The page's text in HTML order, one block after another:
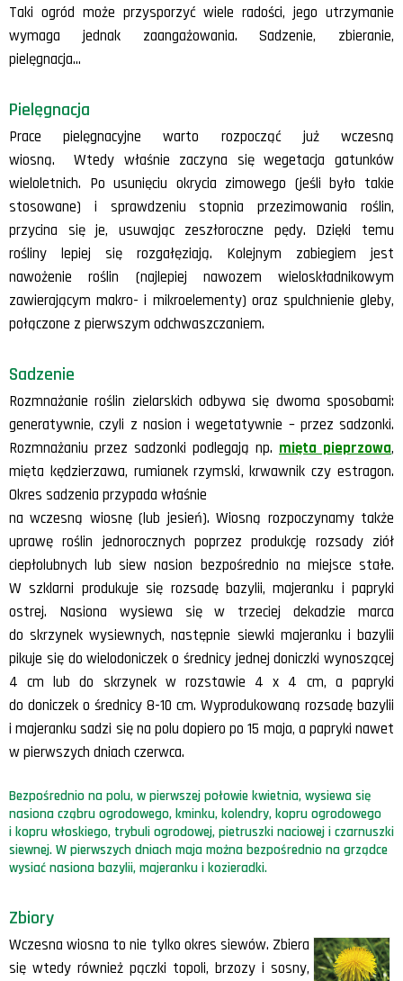
Taki ogród może przysporzyć wiele radości, jego utrzymanie
wymaga jednak zaangażowania. Sadzenie, zbieranie,
pielęgnacja…
Pielęgnacja
Prace pielęgnacyjne warto rozpocząć już wczesną
wiosną. Wtedy właśnie zaczyna się wegetacja gatunków
wieloletnich. Po usunięciu okrycia zimowego (jeśli było takie
stosowane) i sprawdzeniu stopnia przezimowania roślin,
przycina się je, usuwając zeszłoroczne pędy. Dzięki temu
rośliny lepiej się rozgałęziają. Kolejnym zabiegiem jest
nawożenie roślin (najlepiej nawozem wieloskładnikowym
zawierającym makro- i mikroelementy) oraz spulchnienie gleby,
połączone z pierwszym odchwaszczaniem.
Sadzenie
Rozmnażanie roślin zielarskich odbywa się dwoma sposobami:
generatywnie, czyli z nasion i wegetatywnie – przez sadzonki.
Rozmnażaniu przez sadzonki podlegają np. mięta pieprzowa,
mięta kędzierzawa, rumianek rzymski, krwawnik czy estragon.
Okres sadzenia przypada właśnie
na wczesną wiosnę (lub jesień). Wiosną rozpoczynamy także
uprawę roślin jednorocznych poprzez produkcję rozsady ziół
ciepłolubnych lub siew nasion bezpośrednio na miejsce stałe.
W szklarni produkuje się rozsadę bazylii, majeranku i papryki
ostrej. Nasiona wysiewa się w trzeciej dekadzie marca
do skrzynek wysiewnych, następnie siewki majeranku i bazylii
pikuje się do wielodoniczek o średnicy jednej doniczki wynoszącej
4 cm lub do skrzynek w rozstawie 4 x 4 cm, a papryki
do doniczek o średnicy 8-10 cm. Wyprodukowaną rozsadę bazylii
i majeranku sadzi się na polu dopiero po 15 maja, a papryki nawet
w pierwszych dniach czerwca.
Bezpośrednio na polu, w pierwszej połowie kwietnia, wysiewa się
nasiona cząbru ogrodowego, kminku, kolendry, kopru ogrodowego
i kopru włoskiego, trybuli ogrodowej, pietruszki naciowej i czarnuszki
siewnej. W pierwszych dniach maja można bezpośrednio na grządce
wysiać nasiona bazylii, majeranku i kozieradki.
Zbiory
Wczesna wiosna to nie tylko okres siewów. Zbiera
się wtedy również pączki topoli, brzozy i sosny,